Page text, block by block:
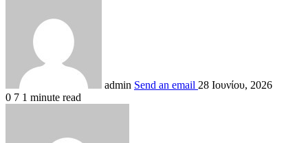
admin Send an email 28 Ιουνίου, 2026
0 7 1 minute read